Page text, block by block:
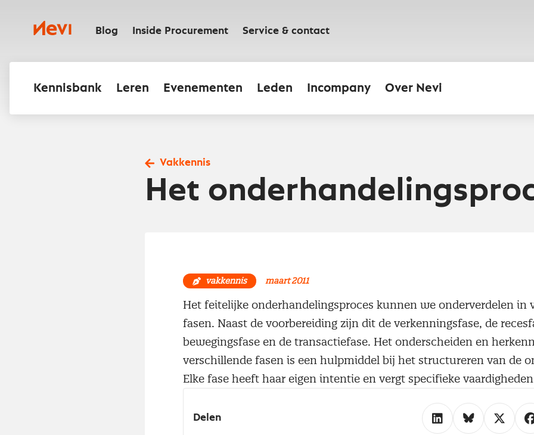
inhoudNevi Blog Inside Procurement Service & contact
Kennisbank Leren Evenementen Leden Incompany Over Nevi
Vakkennis
Het
vakkennis maart 2011
Het feitelijke onderhandelingsproces kunnen we onderverdelen in
fasen. Naast de voorbereiding zijn dit de verkenningsfase, de
bewegingsfase en de transactiefase. Het onderscheiden en
verschillende fasen is een hulpmiddel bij het structureren van de
Elke fase heeft haar eigen intentie en vergt specifieke
Delen